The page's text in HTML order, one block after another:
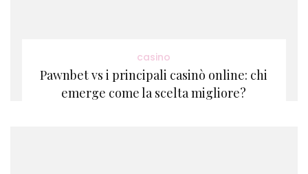
casino
Pawnbet vs i principali casinò online: chi
emerge come la scelta migliore?